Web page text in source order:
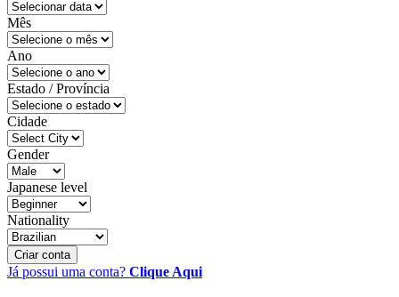
Mês
Ano
Estado / Província
Cidade
Gender
Japanese level
Nationality
Criar conta
Já possui uma conta? Clique Aqui